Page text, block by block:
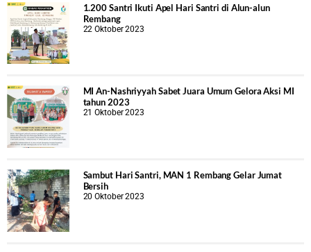
1.200 Santri Ikuti Apel Hari Santri di Alun-alun
Rembang
22 Oktober 2023
MI An-Nashriyyah Sabet Juara Umum Gelora Aksi MI
tahun 2023
21 Oktober 2023
Sambut Hari Santri, MAN 1 Rembang Gelar Jumat
Bersih
20 Oktober 2023